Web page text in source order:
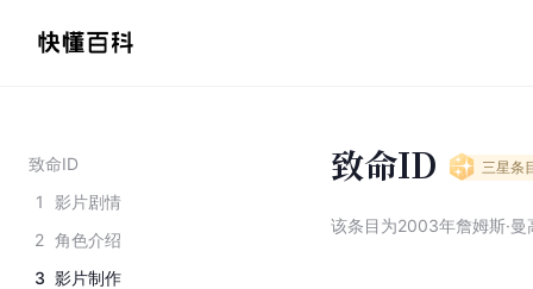
致命ID
1
影片剧情
2 角色介绍
3 影片制作
致命ID 三星条
该条目为2003年詹姆斯·